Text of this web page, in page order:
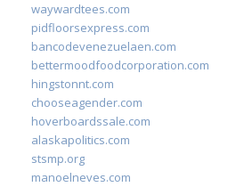
waywardtees.com
pidfloorsexpress.com
bancodevenezuelaen.com
bettermoodfoodcorporation.com
hingstonnt.com
chooseagender.com
hoverboardssale.com
alaskapolitics.com
stsmp.org
manoelneves.com